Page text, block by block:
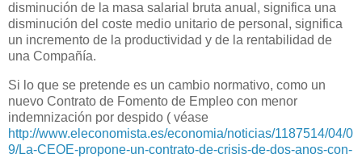
disminución de la masa salarial bruta anual, significa una
disminución del coste medio unitario de personal, significa
un incremento de la productividad y de la rentabilidad de
una Compañía.
Si lo que se pretende es un cambio normativo, como un
nuevo Contrato de Fomento de Empleo con menor
indemnización por despido ( véase
http://www.eleconomista.es/economia/noticias/1187514/04/0
9/La-CEOE-propone-un-contrato-de-crisis-de-dos-anos-con-